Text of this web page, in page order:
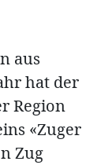
aus
hat der
Region
«Zuger
Zug